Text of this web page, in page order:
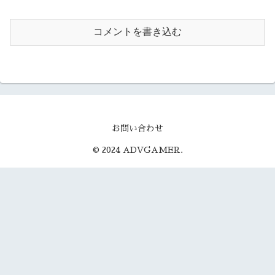
コメントを書き込む
お問い合わせ
© 2024 ADVGAMER.